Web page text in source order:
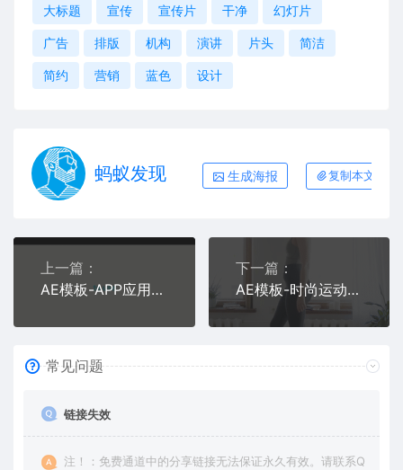
大标题 宣传 宣传片 干净 幻灯片
广告 排版 机构 演讲 片头 简洁
简约 营销 蓝色 设计
蚂蚁发现 生成海报 复制本文链接
上一篇：
AE模板-APP应用程序动感重踏节奏感宣传片头
下一篇：
AE模板-时尚运动动态文字图片排版宣传视频片头
常见问题
链接失效
注！：免费通道中的分享链接无法保证永久有效。请联系Q